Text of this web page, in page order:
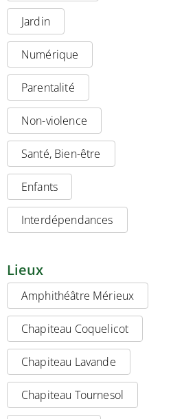
Jardin
Numérique
Parentalité
Non-violence
Santé, Bien-être
Enfants
Interdépendances
Lieux
Amphithéâtre Mérieux
Chapiteau Coquelicot
Chapiteau Lavande
Chapiteau Tournesol